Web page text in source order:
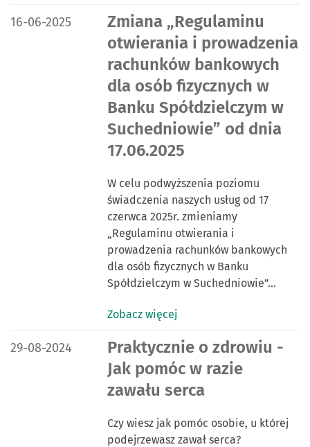
DATA PUBLIKACJI:
16-06-2025
Zmiana „Regulaminu
otwierania i prowadzenia
rachunków bankowych
dla osób fizycznych w
Banku Spółdzielczym w
Suchedniowie” od dnia
17.06.2025
W celu podwyższenia poziomu
świadczenia naszych usług od 17
czerwca 2025r. zmieniamy
„Regulaminu otwierania i
prowadzenia rachunków bankowych
dla osób fizycznych w Banku
Spółdzielczym w Suchedniowie”…
Zobacz więcej
DATA PUBLIKACJI:
29-08-2024
Praktycznie o zdrowiu -
Jak pomóc w razie
zawału serca
Czy wiesz jak pomóc osobie, u której
podejrzewasz zawał serca?